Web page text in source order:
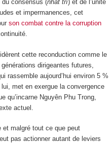
consensus (nhất trí) et de l’unité
et impermanences, cet
son combat contre la corruption
cette reconduction comme le
dirigeantes futures,
rassemble aujourd’hui environ 5 %
met en exergue la convergence
qu’incarne Nguyên Phu Trong,
actuel.
et malgré tout ce que peut
pas actionner autant de leviers